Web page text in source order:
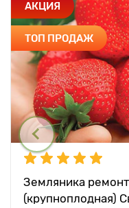
АКЦИЯ
ТОП ПРОДАЖ
Земляника
(крупноплодная)